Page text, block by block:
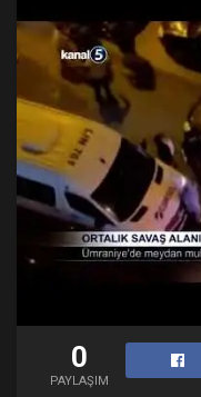
0
PAYLAŞIM